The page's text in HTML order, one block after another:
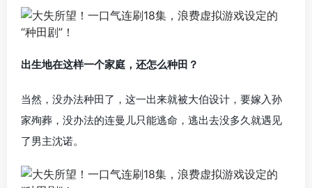
出生地在这样一个家庭，还怎么种田？
当然，没办法种田了，这一出来就被大伯设计，要嫁入孙
家殉葬，没办法的连曼儿只能逃命，逃出去没多久就遇见
了男主沈诺。